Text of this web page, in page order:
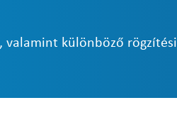
valamint különböző rögzítési